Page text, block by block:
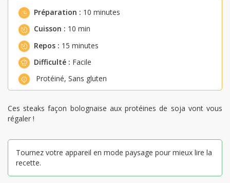
Préparation : 10 minutes
Cuisson : 10 min
Repos : 15 minutes
Difficulté : Facile
Protéiné, Sans gluten
Ces steaks façon bolognaise aux protéines de soja vont vous
régaler !
Tournez votre appareil en mode paysage pour mieux lire la
recette.